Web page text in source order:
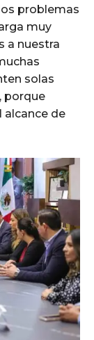
problemas
muy
a nuestra
solas
porque
alcance de